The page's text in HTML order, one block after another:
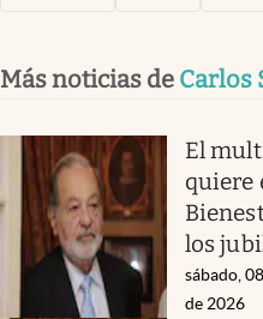
Más noticias de Carlos
El
quiere
los
sábado,
de 2026